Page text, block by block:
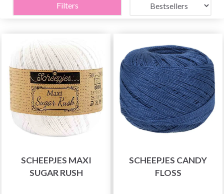
Filters
SCHEEPJES MAXI
SUGAR RUSH
SCHEEPJES CANDY
FLOSS